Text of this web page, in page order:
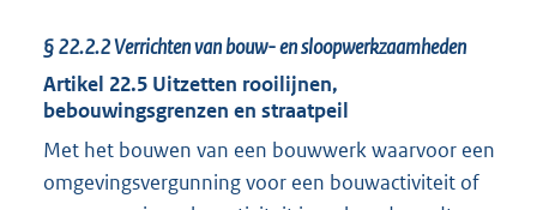
§22.2.2Verrichten van bouw- en sloopwerkzaamheden
Artikel 22.5 Uitzetten rooilijnen,
bebouwingsgrenzen en straatpeil
Met het bouwen van een bouwwerk waarvoor een
omgevingsvergunning voor een bouwactiviteit of